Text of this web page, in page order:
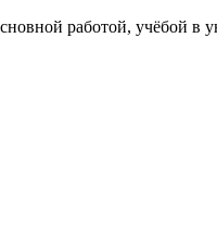
работой, учёбой в